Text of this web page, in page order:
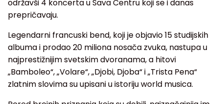
održavši 4 koncerta u Sava Centru koji se i danas
prepričavaju.
Legendarni francuski bend, koji je objavio 15 studijskih
albuma i prodao 20 miliona nosača zvuka, nastupa u
najprestižnijim svetskim dvoranama, a hitovi
„Bamboleo“, „Volare“, „Djobi, Djoba“ i „Trista Pena“
zlatnim slovima su upisani u istoriju world musica.